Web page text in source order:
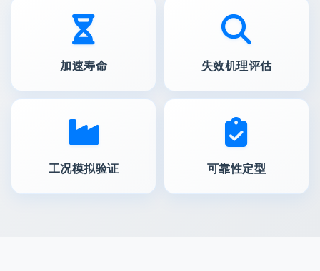
加速寿命 失效机理评估
工况模拟验证 可靠性定型